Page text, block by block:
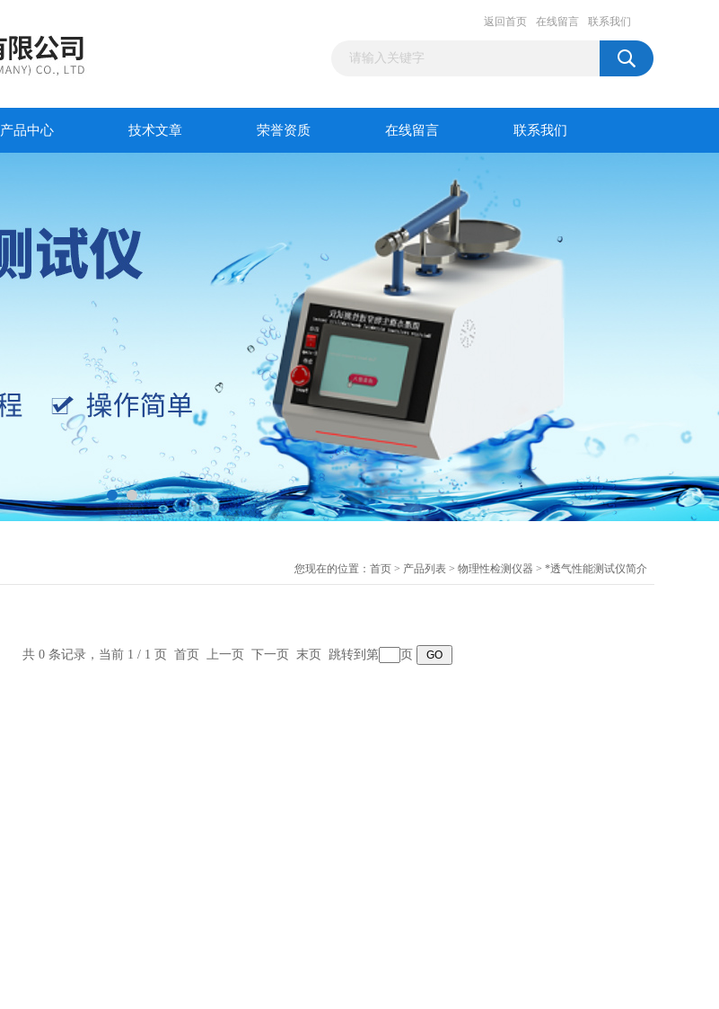
返回首页 在线留言 联系我们
产品中心 技术文章 荣誉资质 在线留言 联系我们
您现在的位置： 首页 > 产品列表 > 物理性检测仪器 > *透气性能测试仪简介
共 0 条记录，当前 1 / 1 页 首页 上一页 下一页 末页 跳转到第 页